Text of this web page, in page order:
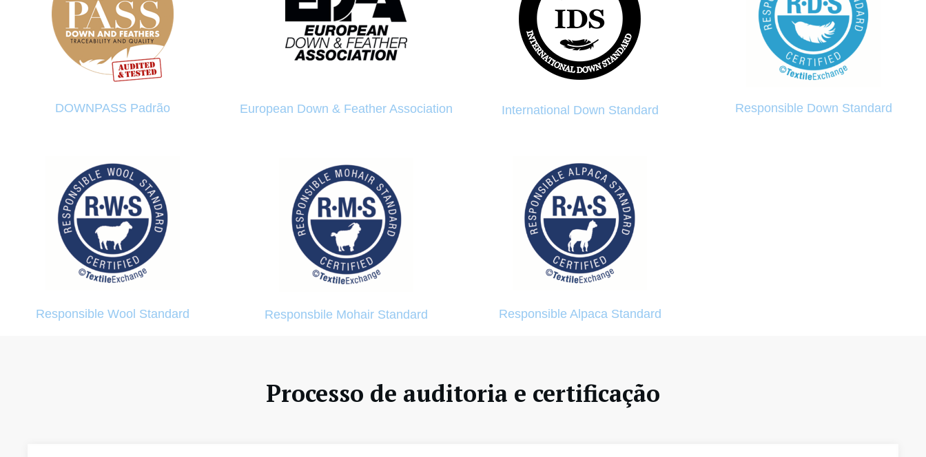
DOWNPASS Padrão European Down & Feather Association International Down Standard Responsible Down Standard
Responsible Wool Standard Responsbile Mohair Standard Responsible Alpaca Standard
Processo de auditoria e certificação